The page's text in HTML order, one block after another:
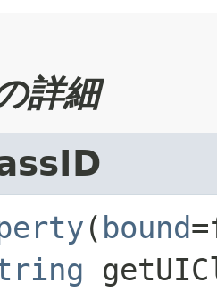
詳細
(bound